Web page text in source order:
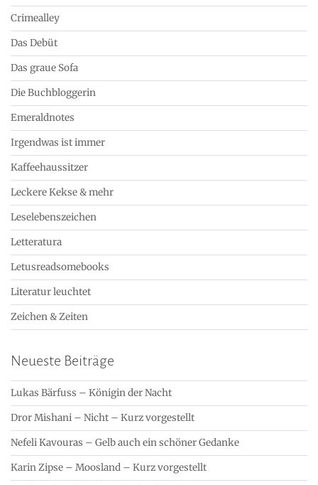
Crimealley
Das Debüt
Das graue Sofa
Die Buchbloggerin
Emeraldnotes
Irgendwas ist immer
Kaffeehaussitzer
Leckere Kekse & mehr
Leselebenszeichen
Letteratura
Letusreadsomebooks
Literatur leuchtet
Zeichen & Zeiten
Neueste Beiträge
Lukas Bärfuss – Königin der Nacht
Dror Mishani – Nicht – Kurz vorgestellt
Nefeli Kavouras – Gelb auch ein schöner Gedanke
Karin Zipse – Moosland – Kurz vorgestellt